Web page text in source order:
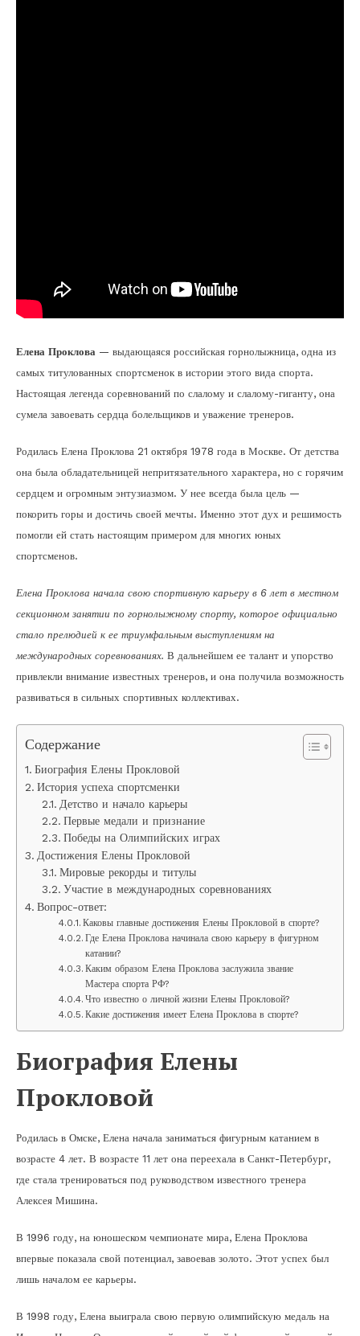
Елена Проклова — выдающаяся российская горнолыжница, одна из
самых титулованных спортсменок в истории этого вида спорта.
Настоящая легенда соревнований по слалому и слалому-гиганту, она
сумела завоевать сердца болельщиков и уважение тренеров.
Родилась Елена Проклова 21 октября 1978 года в Москве. От детства
она была обладательницей непритязательного характера, но с горячим
сердцем и огромным энтузиазмом. У нее всегда была цель —
покорить горы и достичь своей мечты. Именно этот дух и решимость
помогли ей стать настоящим примером для многих юных
спортсменов.
Елена Проклова начала свою спортивную карьеру в 6 лет в местном
секционном занятии по горнолыжному спорту, которое официально
стало прелюдией к ее триумфальным выступлениям на
международных соревнованиях. В дальнейшем ее талант и упорство
привлекли внимание известных тренеров, и она получила возможность
развиваться в сильных спортивных коллективах.
Содержание
Биография Елены Прокловой
История успеха спортсменки
Детство и начало карьеры
Первые медали и признание
Победы на Олимпийских играх
Достижения Елены Прокловой
Мировые рекорды и титулы
Участие в международных соревнованиях
Вопрос-ответ:
Каковы главные достижения Елены Прокловой в спорте?
Где Елена Проклова начинала свою карьеру в фигурном
катании?
Каким образом Елена Проклова заслужила звание
Мастера спорта РФ?
Что известно о личной жизни Елены Прокловой?
Какие достижения имеет Елена Проклова в спорте?
Биография Елены
Прокловой
Родилась в Омске, Елена начала заниматься фигурным катанием в
возрасте 4 лет. В возрасте 11 лет она переехала в Санкт-Петербург,
где стала тренироваться под руководством известного тренера
Алексея Мишина.
В 1996 году, на юношеском чемпионате мира, Елена Проклова
впервые показала свой потенциал, завоевав золото. Этот успех был
лишь началом ее карьеры.
В 1998 году, Елена выиграла свою первую олимпийскую медаль на